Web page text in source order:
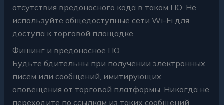
отсутствия вредоносного кода в таком ПО. Не
используйте общедоступные сети Wi-Fi для
доступа к торговой площадке.
Фишинг и вредоносное ПО
Будьте бдительны при получении электронных
писем или сообщений, имитирующих
оповещения от торговой платформы. Никогда не
переходите по ссылкам из таких сообщений.